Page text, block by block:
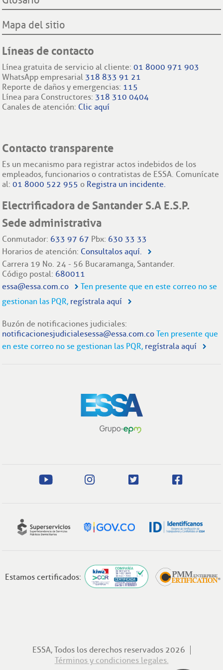
Mapa del sitio
Líneas de contacto
Línea gratuita de servicio al cliente:01 8000 971 903
WhatsApp empresarial 318 833 91 21
Reporte de daños y emergencias: 115
Línea para Constructores: 318 310 0404
Canales de atención: Clic aquí
Contacto transparente
Es un mecanismo para registrar actos indebidos de los
empleados, funcionarios o contratistas de ESSA. Comunícate
al:01 8000 522 955 o Registra un incidente.
Electrificadora de Santander S.A E.S.P.
Sede administrativa
Conmutador: 633 97 67 Pbx: 630 33 33
Horarios de atención: Consultalos aquí.
Carrera 19 No. 24 - 56 Bucaramanga, Santander.
Código postal: 680011
essa@essa.com.co
Ten presente que en este correo no se
gestionan las PQR, regístrala aquí
Buzón de notificaciones judiciales:
notificacionesjudicialesessa@essa.com.co Ten presente que
en este correo no se gestionan las PQR, regístrala aquí
Estamos certificados:
ESSA, Todos los derechos reservados 2026
Términos y condiciones legales.